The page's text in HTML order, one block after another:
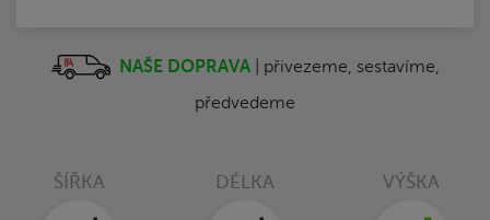
NAŠE DOPRAVA| přivezeme, sestavíme,
předvedeme
ŠÍŘKA DÉLKA VÝŠKA